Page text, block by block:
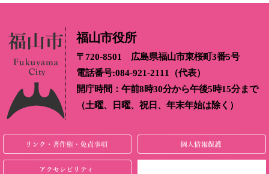
福山市役所
〒720-8501 広島県福山市東桜町3番5号
電話番号:084-921-2111（代表）
開庁時間：午前8時30分から午後5時15分まで
（土曜、日曜、祝日、年末年始は除く）